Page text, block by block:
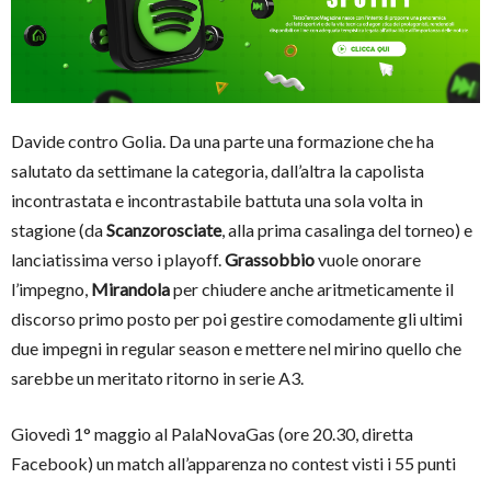
Davide contro Golia. Da una parte una formazione che ha
salutato da settimane la categoria, dall’altra la capolista
incontrastata e incontrastabile battuta una sola volta in
stagione (daScanzorosciate, alla prima casalinga del torneo) e
lanciatissima verso i playoff.Grassobbiovuole onorare
l’impegno, Mirandolaper chiudere anche aritmeticamente il
discorso primo posto per poi gestire comodamente gli ultimi
due impegni in regular season e mettere nel mirino quello che
sarebbe un meritato ritorno in serie A3.
Giovedì 1° maggio al PalaNovaGas (ore 20.30, diretta
Facebook) un match all’apparenza no contest visti i 55 punti